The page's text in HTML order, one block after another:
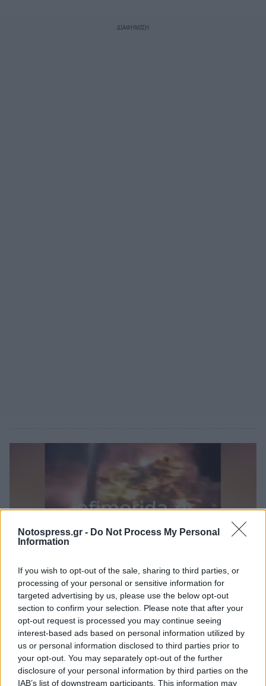
Notospress.gr - Do Not Process My Personal
Information
If you wish to opt-out of the sale, sharing to third parties, or
processing of your personal or sensitive information for
targeted advertising by us, please use the below opt-out
section to confirm your selection. Please note that after your
opt-out request is processed you may continue seeing
interest-based ads based on personal information utilized by
us or personal information disclosed to third parties prior to
your opt-out. You may separately opt-out of the further
disclosure of your personal information by third parties on the
IAB’s list of downstream participants. This information may
Πελοπόννησος
«Πόλεμος» κατά την περιφορά του
Επιταφίου, με βεγγαλικά, δυναμιτάκια
και... μολότοφ στην Πάτρα (video)
04 Μαϊος 2024 10:02